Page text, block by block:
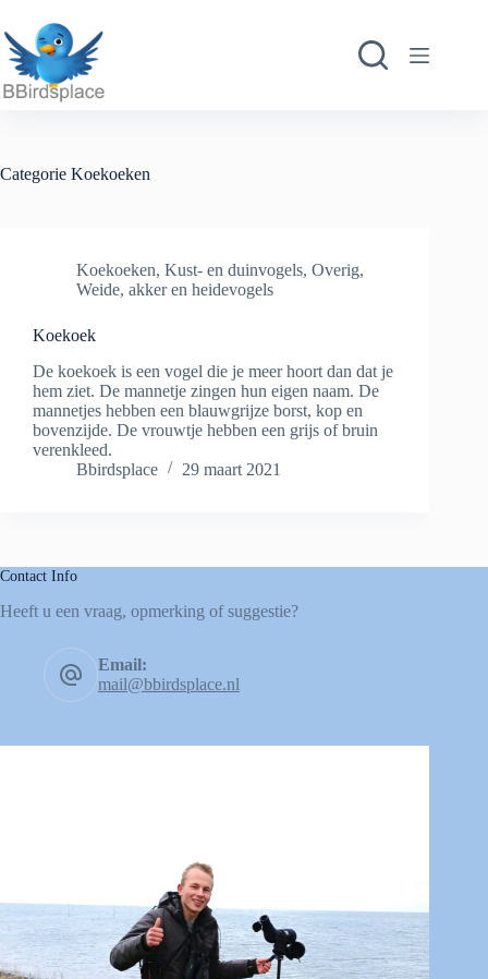
naar
de
inhoud
Categorie Koekoeken
Koekoeken, Kust- en duinvogels, Overig,
Weide, akker en heidevogels
Koekoek
De koekoek is een vogel die je meer hoort dan dat je
hem ziet. De mannetje zingen hun eigen naam. De
mannetjes hebben een blauwgrijze borst, kop en
bovenzijde. De vrouwtje hebben een grijs of bruin
verenkleed.
Bbirdsplace
29 maart 2021
Contact Info
Heeft u een vraag, opmerking of suggestie?
Email:
mail@bbirdsplace.nl